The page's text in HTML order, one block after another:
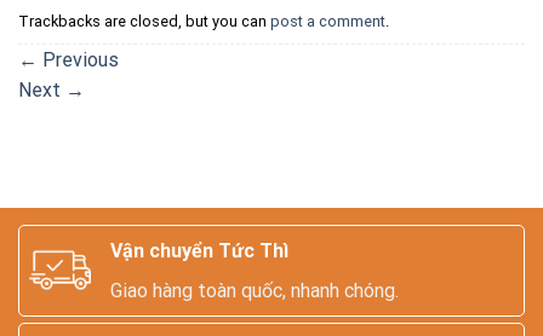
Trackbacks are closed, but you can post a comment.
← Previous
Next →
Vận chuyển Tức Thì
Giao hàng toàn quốc, nhanh chóng.